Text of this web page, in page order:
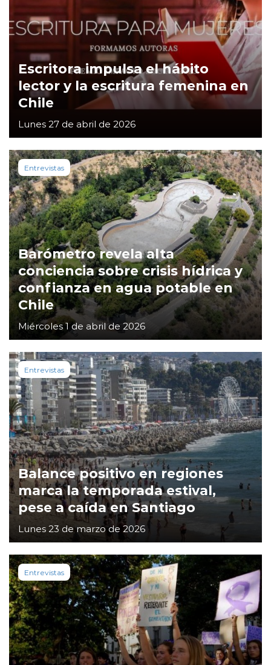
Escritora impulsa el hábito
lector y la escritura femenina en
Chile
Lunes 27 de abril de 2026
Entrevistas
Barómetro revela alta
conciencia sobre crisis hídrica y
confianza en agua potable en
Chile
Miércoles 1 de abril de 2026
Entrevistas
Balance positivo en regiones
marca la temporada estival,
pese a caída en Santiago
Lunes 23 de marzo de 2026
Entrevistas